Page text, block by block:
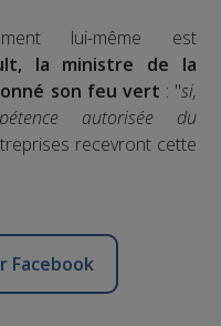
lui-même est
la ministre de la
son feu vert : "si,
autorisée du
recevront cette
Facebook